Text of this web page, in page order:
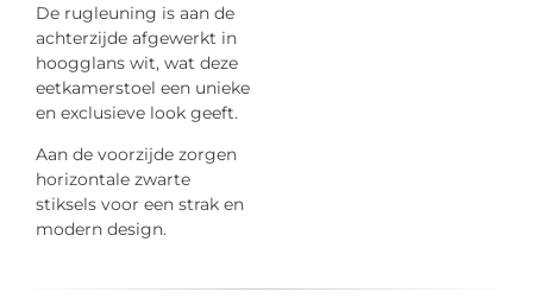
De rugleuning is aan de
achterzijde afgewerkt in
hoogglans wit, wat deze
eetkamerstoel een unieke
en exclusieve look geeft.
Aan de voorzijde zorgen
horizontale zwarte
stiksels voor een strak en
modern design.